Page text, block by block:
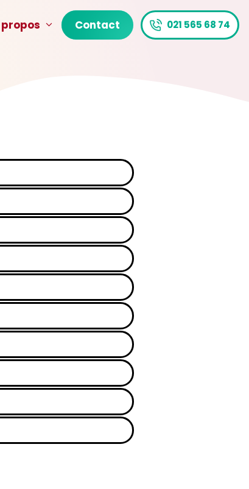
propos Contact 021 565 68 74